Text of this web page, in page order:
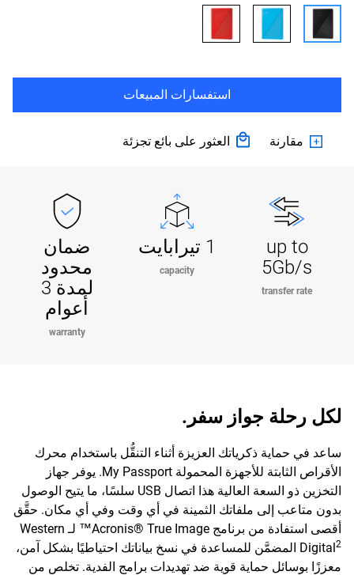
استفسارات المبيعات
مقارنة العثور على بائع تجزئة
up to
5Gb/s
transfer rate
1 تيرابايت
capacity
ضمان
محدود
لمدة 3
أعوام
warranty
لكل رحلة جواز سفر.
ساعد في حماية ذكرياتك العزيزة أثناء التنقُّل باستخدام محرك
الأقراص الثابتة للأجهزة المحمولة My Passport. يوفر جهاز
التخزين ذو السعة العالية هذا اتصال USB سلسًا، ما يتيح الوصول
بدون متاعب إلى ملفاتك الثمينة في أي وقت وفي أي مكان. حقَّق
أقصى استفادة من برنامج Acronis® True Image™ لـ Western
Digital2
المضمَّن للمساعدة في نسخ بياناتك احتياطيًا بشكل آمن،
معززًا بوسائل حماية قوية ضد تهديدات برامج الفدية. تخلص من